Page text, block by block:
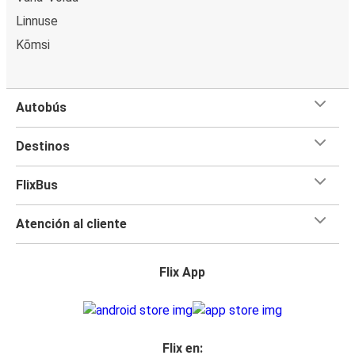
Linnuse
Kõmsi
Autobús
Destinos
FlixBus
Atención al cliente
Flix App
Flix en: